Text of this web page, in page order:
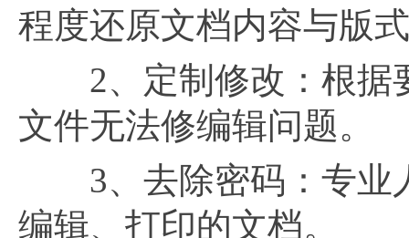
程度还原文档内容与版
2、定制修改：根据
文件无法修编辑问题。
3、去除密码：专业
编辑、打印的文档。